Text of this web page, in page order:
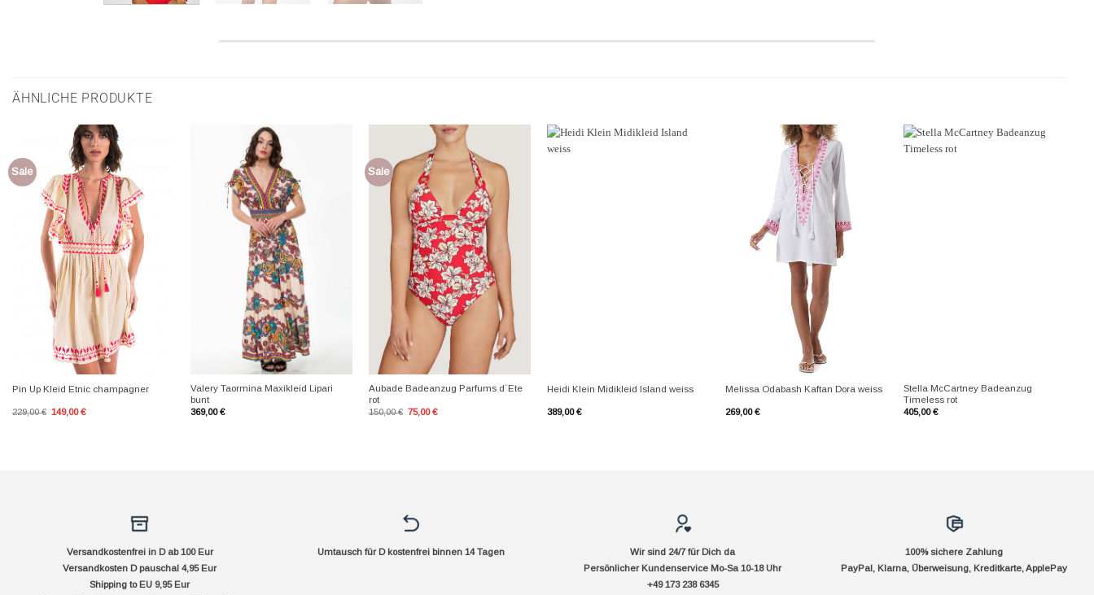
ÄHNLICHE PRODUKTE
Sale
Pin Up Kleid Etnic champagner
229,00€ Ursprünglicher
149,00€Aktueller
Valery Taormina Maxikleid Lipari
bunt
369,00€
Sale
Aubade Badeanzug Parfums d´Ete
rot
150,00€ Ursprünglicher
75,00€Aktueller
Heidi Klein Midikleid Island weiss
389,00€
Melissa Odabash Kaftan Dora weiss
269,00€
Stella McCartney Badeanzug
Timeless rot
405,00€
Versandkostenfrei in D ab 100 Eur
Versandkosten D pauschal 4,95 Eur
Shipping to EU 9,95 Eur
Umtausch für D kostenfrei binnen 14 Tagen
Wir sind 24/7 für Dich da
Persönlicher Kundenservice Mo-Sa 10-18 Uhr
+49 173 238 6345
100% sichere Zahlung
PayPal, Klarna, Überweisung, Kreditkarte, ApplePay